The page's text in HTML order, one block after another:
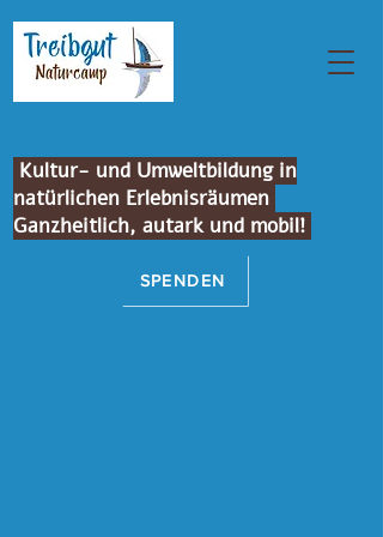
Kultur- und Umweltbildung in
natürlichen Erlebnisräumen
Ganzheitlich, autark und mobil!
SPENDEN